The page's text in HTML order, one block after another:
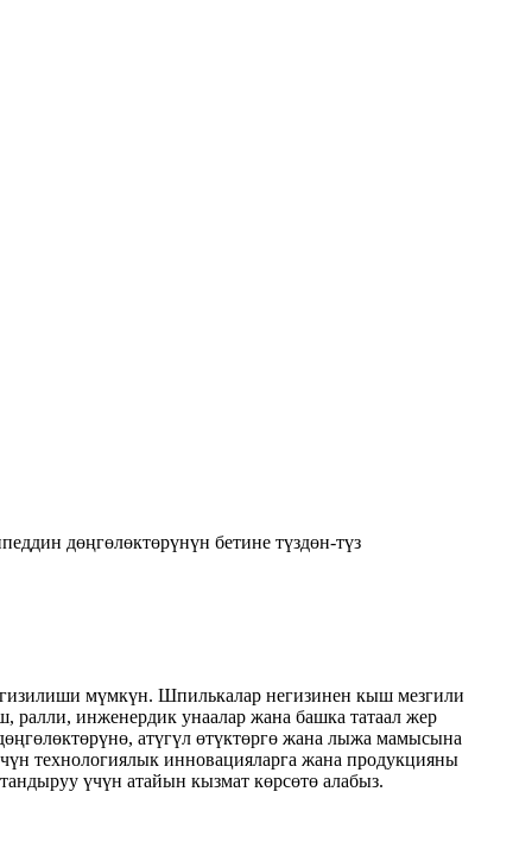
дөңгөлөктөрүнүн бетине түздөн-түз
мүмкүн. Шпилькалар негизинен кыш мезгили
ралли, инженердик унаалар жана башка татаал жер
атүгүл өтүктөргө жана лыжа мамысына
технологиялык инновацияларга жана продукцияны
үчүн атайын кызмат көрсөтө алабыз.